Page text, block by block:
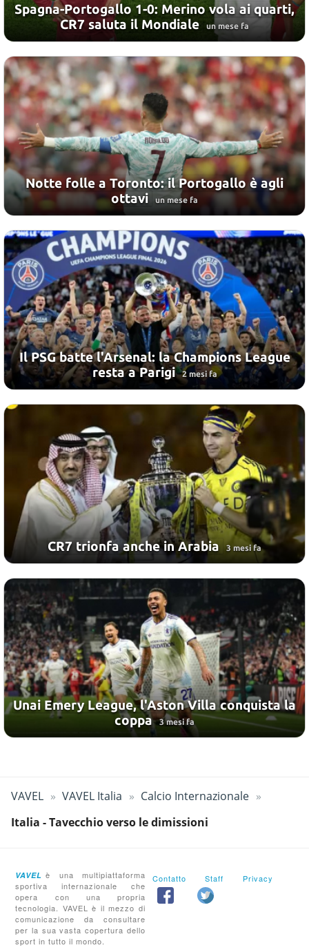
Spagna-Portogallo 1-0: Merino vola ai quarti,
CR7 saluta il Mondiale
un mese fa
Notte folle a Toronto: il Portogallo è agli
ottavi
un mese fa
Il PSG batte l'Arsenal: la Champions League
resta a Parigi 2 mesi fa
CR7 trionfa anche in Arabia 3 mesi fa
Unai Emery League, l'Aston Villa conquista la
coppa 3 mesi fa
VAVEL VAVEL Italia
Calcio Internazionale
Italia - Tavecchio verso le dimissioni
VAVEL è una multipiattaforma
sportiva internazionale che
opera con una propria
tecnologia. VAVEL è il mezzo di
comunicazione da consultare
per la sua vasta copertura dello
sport in tutto il mondo.
Contatto Staff Privacy